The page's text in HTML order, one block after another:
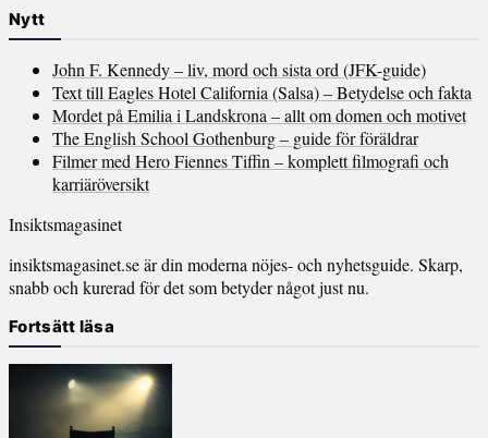
Nytt
John F. Kennedy – liv, mord och sista ord (JFK-guide)
Text till Eagles Hotel California (Salsa) – Betydelse och fakta
Mordet på Emilia i Landskrona – allt om domen och motivet
The English School Gothenburg – guide för föräldrar
Filmer med Hero Fiennes Tiffin – komplett filmografi och
karriäröversikt
Insiktsmagasinet
insiktsmagasinet.se är din moderna nöjes- och nyhetsguide. Skarp,
snabb och kurerad för det som betyder något just nu.
Fortsätt läsa